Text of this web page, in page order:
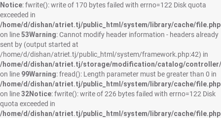
Notice: fwrite(): write of 170 bytes failed with errno=122 Disk quota
exceeded in
/home/d/dishan/atriet.tj/public_html/system/library/cache/file.php
on line53Warning: Cannot modify header information - headers already
sent by (output started at
/home/d/dishan/atriet.tj/public_html/system/framework.php:42) in
/home/d/dishan/atriet.tj/storage/modification/catalog/
on line 99Warning: fread(): Length parameter must be greater than 0 in
/home/d/dishan/atriet.tj/public_html/system/library/cache/file.php
on line32Notice: fwrite(): write of 226 bytes failed with errno=122 Disk
quota exceeded in
/home/d/dishan/atriet.tj/public_html/system/library/cache/file.php